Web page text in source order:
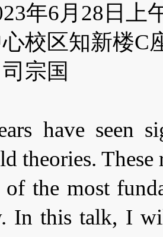
年6月28日上
校区知新楼C
宗国
have seen
theories.
of the most
In this talk, I